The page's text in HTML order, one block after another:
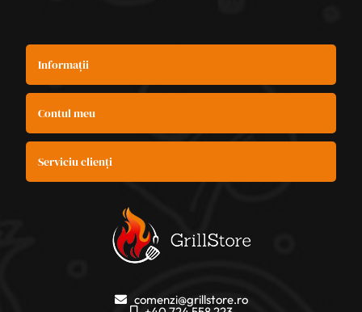
Informații
Contul meu
Serviciu clienți
comenzi@grillstore.ro